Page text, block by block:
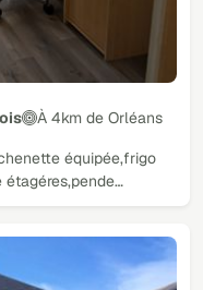
À 4km de Orléans
équipée,frigo